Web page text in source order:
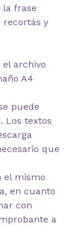
la frase
recortás y
el archivo
A4
puede
Los textos
que
el mismo
en cuanto
con
a